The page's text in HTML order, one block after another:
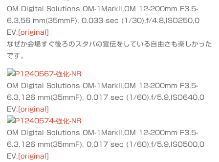
OM Digital Solutions OM-1MarkII,OM 12-200mm F3.5-
6.3,56 mm(35mmF), 0.033 sec (1/30),f/4.8,ISO250,0
EV,[original]
なぜか会場すぐ後ろのスタバの宣伝をしている自由さも楽しかった
です。
OM Digital Solutions OM-1MarkII,OM 12-200mm F3.5-
6.3,126 mm(35mmF), 0.017 sec (1/60),f/5.9,ISO640,0
EV, [original]
OM Digital Solutions OM-1MarkII,OM 12-200mm F3.5-
6.3,126 mm(35mmF), 0.017 sec (1/60),f/5.9,ISO500,0
EV, [original]